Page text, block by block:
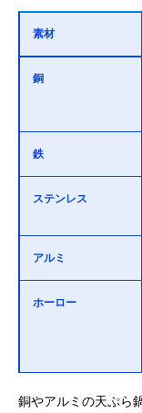
素材
銅
鉄
ステンレス
アルミ
ホーロー
銅やアルミの天ぷら